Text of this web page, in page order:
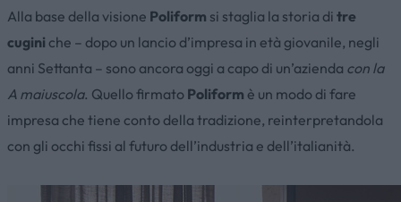
Alla base della visione Poliform si staglia la storia di tre
cugini che – dopo un lancio d’impresa in età giovanile, negli
anni Settanta – sono ancora oggi a capo di un’azienda con la
A maiuscola. Quello firmato Poliform è un modo di fare
impresa che tiene conto della tradizione, reinterpretandola
con gli occhi fissi al futuro dell’industria e dell’italianità.